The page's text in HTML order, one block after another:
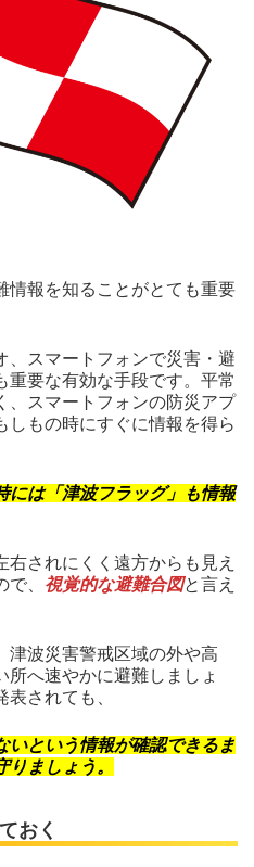
情報を知ることがとても重要
、スマートフォンで災害・避
重要な有効な手段です。平常
、スマートフォンの防災アプ
しもの時にすぐに情報を得ら
には「津波フラッグ」も情報
されにくく遠方からも見え
、 視覚的な避難合図と言え
津波災害警戒区域の外や高
所へ速やかに避難しましょ
されても、
いという情報が確認できるま
ましょう。
おく